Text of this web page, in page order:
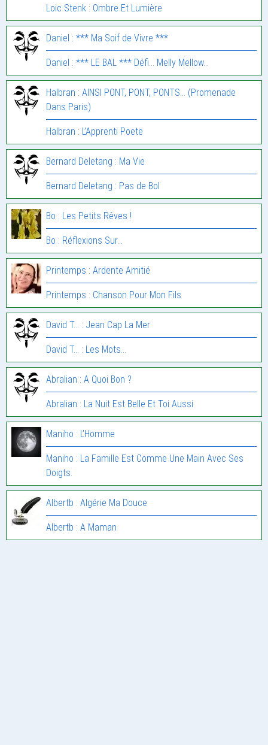
Loic Stenk : Ombre Et Lumière
Daniel : *** Ma Soif de Vivre ***
Daniel : *** LE BAL *** Défi… Melly Mellow…
Halbran : AINSI PONT, PONT, PONTS… (Promenade
Dans Paris)
Halbran : L’Apprenti Poete
Bernard Deletang : Ma Vie
Bernard Deletang : Pas de Bol
Bo : Les Petits Rêves !
Bo : Réflexions Sur…
Printemps : Ardente Amitié
Printemps : Chanson Pour Mon Fils
David T... : Jean Cap La Mer
David T... : Les Mots…
Abralian : A Quoi Bon ?
Abralian : La Nuit Est Belle Et Toi Aussi
Maniho : L’Homme
Maniho : La Famille Est Comme Une Main Avec Ses
Doigts.
Albertb : Algérie Ma Douce
Albertb : A Maman